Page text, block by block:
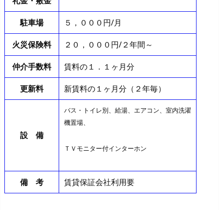
駐車場 ５，０００円/月
火災保険料 ２０，０００円/２年間～
仲介手数料 賃料の１．１ヶ月分
更新料 新賃料の１ヶ月分（２年毎）
設 備
バス・トイレ別、給湯、エアコン、室内洗濯
機置場、
ＴＶモニター付インターホン
備 考 賃貸保証会社利用要